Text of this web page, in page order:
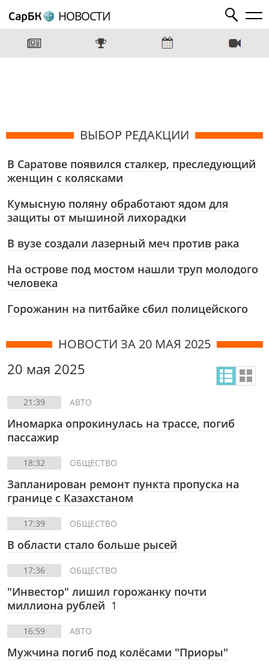
НОВОСТИ
ВЫБОР РЕДАКЦИИ
В Саратове появился сталкер, преследующий
женщин с колясками
Кумысную поляну обработают ядом для
защиты от мышиной лихорадки
В вузе создали лазерный меч против рака
На острове под мостом нашли труп молодого
человека
Горожанин на питбайке сбил полицейского
НОВОСТИ ЗА 20 МАЯ 2025
20 мая 2025
21:39 АВТО
Иномарка опрокинулась на трассе, погиб
пассажир
18:32 ОБЩЕСТВО
Запланирован ремонт пункта пропуска на
границе с Казахстаном
17:39 ОБЩЕСТВО
В области стало больше рысей
17:36 ОБЩЕСТВО
"Инвестор" лишил горожанку почти
миллиона рублей 1
16:59 АВТО
Мужчина погиб под колёсами "Приоры"